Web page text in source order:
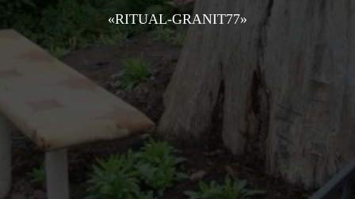
«RIТUAL-GRANIT77»